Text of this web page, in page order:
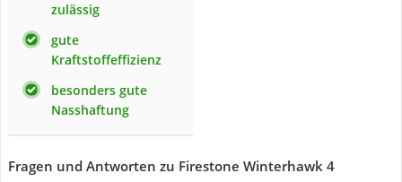
zulässig
gute
Kraftstoffeffizienz
besonders gute
Nasshaftung
Fragen und Antworten zu Firestone Winterhawk 4